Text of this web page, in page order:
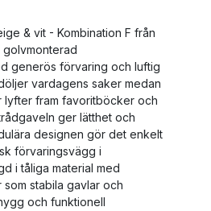
& vit - Kombination F från
golvmonterad
generös förvaring och luftig
vardagens saker medan
lyfter fram favoritböcker och
ger lätthet och
designen gör det enkelt
förvaringsvägg i
i tåliga material med
stabila gavlar och
och funktionell